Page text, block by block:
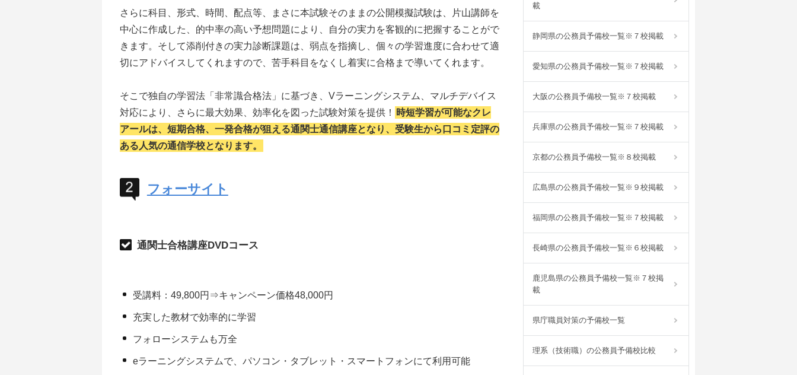
さらに科目、形式、時間、配点等、まさに本試験そのままの公開模擬試験は、片山講師を
中心に作成した、的中率の高い予想問題により、自分の実力を客観的に把握することがで
きます。そして添削付きの実力診断課題は、弱点を指摘し、個々の学習進度に合わせて適
切にアドバイスしてくれますので、苦手科目をなくし着実に合格まで導いてくれます。
そこで独自の学習法「非常識合格法」に基づき、Vラーニングシステム、マルチデバイス
対応により、さらに最大効果、効率化を図った試験対策を提供！
時短学習が可能なクレ
アールは、短期合格、一発合格が狙える通関士通信講座となり、受験生から口コミ定評の
ある人気の通信学校となります。
フォーサイト
通関士合格講座DVDコース
受講料：49,800円⇒キャンペーン価格48,000円
充実した教材で効率的に学習
フォローシステムも万全
eラーニングシステムで、パソコン・タブレット・スマートフォンにて利用可能
載
静岡県の公務員予備校一覧※７校掲載
愛知県の公務員予備校一覧※７校掲載
大阪の公務員予備校一覧※７校掲載
兵庫県の公務員予備校一覧※７校掲載
京都の公務員予備校一覧※８校掲載
広島県の公務員予備校一覧※９校掲載
福岡県の公務員予備校一覧※７校掲載
長崎県の公務員予備校一覧※６校掲載
鹿児島県の公務員予備校一覧※７校掲
載
県庁職員対策の予備校一覧
理系（技術職）の公務員予備校比較